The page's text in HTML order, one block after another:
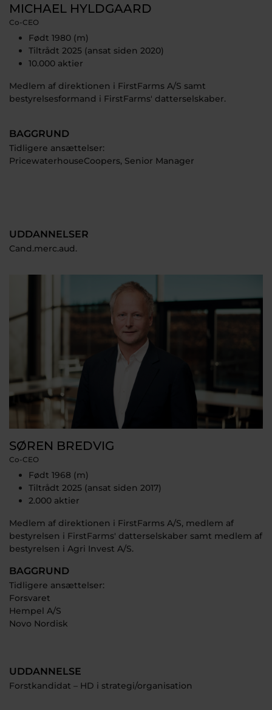
MICHAEL HYLDGAARD
Co-CEO
Født 1980 (m)
Tiltrådt 2025 (ansat siden 2020)
10.000 aktier
Medlem af direktionen i FirstFarms A/S samt
bestyrelsesformand i FirstFarms' datterselskaber.
BAGGRUND
Tidligere ansættelser:
PricewaterhouseCoopers, Senior Manager
UDDANNELSER
Cand.merc.aud.
SØREN BREDVIG
Co-CEO
Født 1968 (m)
Tiltrådt 2025 (ansat siden 2017)
2.000 aktier
Medlem af direktionen i FirstFarms A/S, medlem af
bestyrelsen i FirstFarms' datterselskaber samt medlem af
bestyrelsen i Agri Invest A/S.
BAGGRUND
Tidligere ansættelser:
Forsvaret
Hempel A/S
Novo Nordisk
UDDANNELSE
Forstkandidat – HD i strategi/organisation